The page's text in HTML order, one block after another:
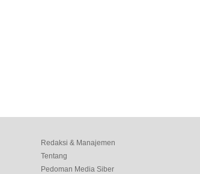
Redaksi & Manajemen
Tentang
Pedoman Media Siber